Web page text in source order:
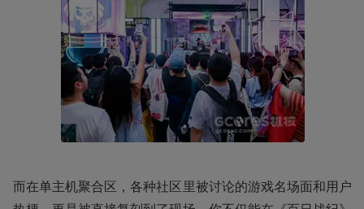
而在单主机聚合区，各种社区里被讨论的游戏名场面和用户